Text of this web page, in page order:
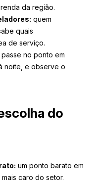
da região.
quem
quais
de serviço.
passe no ponto em
noite, e observe o
do
um ponto barato em
caro do setor.